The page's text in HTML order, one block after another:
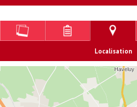
Localisation